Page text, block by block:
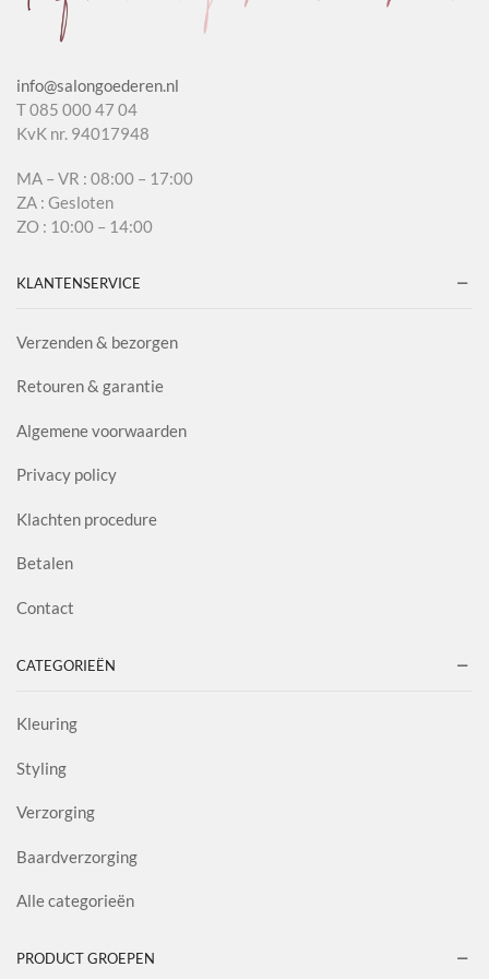
info@salongoederen.nl
T 085 000 47 04
KvK nr. 94017948
MA – VR : 08:00 – 17:00
ZA : Gesloten
ZO : 10:00 – 14:00
KLANTENSERVICE
Verzenden & bezorgen
Retouren & garantie
Algemene voorwaarden
Privacy policy
Klachten procedure
Betalen
Contact
CATEGORIEËN
Kleuring
Styling
Verzorging
Baardverzorging
Alle categorieën
PRODUCT GROEPEN